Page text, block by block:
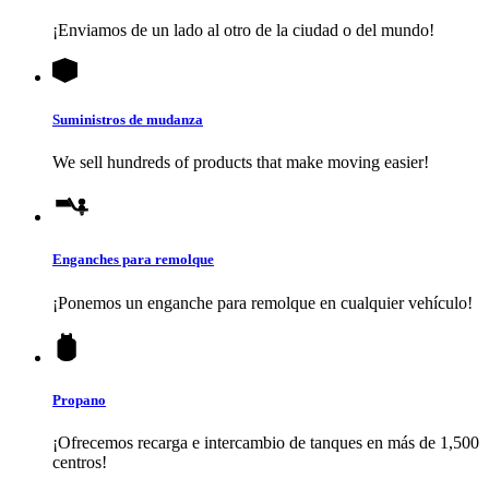
¡Enviamos de un lado al otro de la ciudad o del mundo!
Suministros de mudanza
We sell hundreds of products that make moving easier!
Enganches para remolque
¡Ponemos un enganche para remolque en cualquier vehículo!
Propano
¡Ofrecemos recarga e intercambio de tanques en más de 1,500
centros!